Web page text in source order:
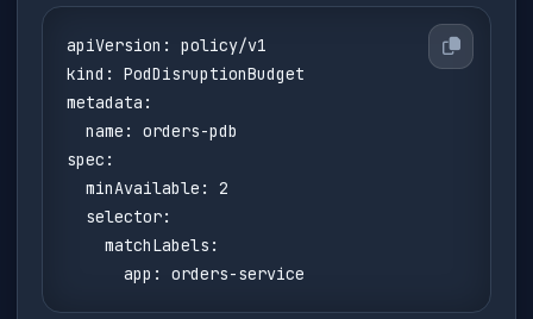
apiVersion: policy/v1
kind: PodDisruptionBudget
metadata:
  name: orders-pdb
spec:
  minAvailable: 2
  selector:
    matchLabels:
      app: orders-service